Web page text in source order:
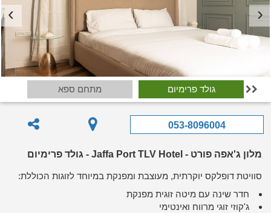
גולד פרימיום מתחם ספא 
053-8096004
מלון ג'אפה פורט - Jaffa Port TLV Hotel - גולד פרימיום
סוויטת דופלקס יוקרתית, מעוצבת ומפנקת במיוחד לזוגות הכוללת:
חדר שינה עם מיטה זוגית מפנקת
ג'קוזי זוגי מרווח ואינטימי